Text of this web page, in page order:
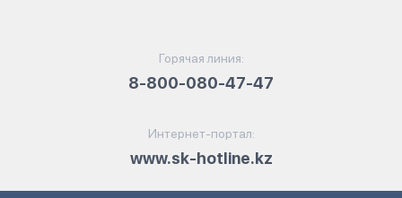
Горячая линия:
8-800-080-47-47
Интернет-портал:
www.sk-hotline.kz